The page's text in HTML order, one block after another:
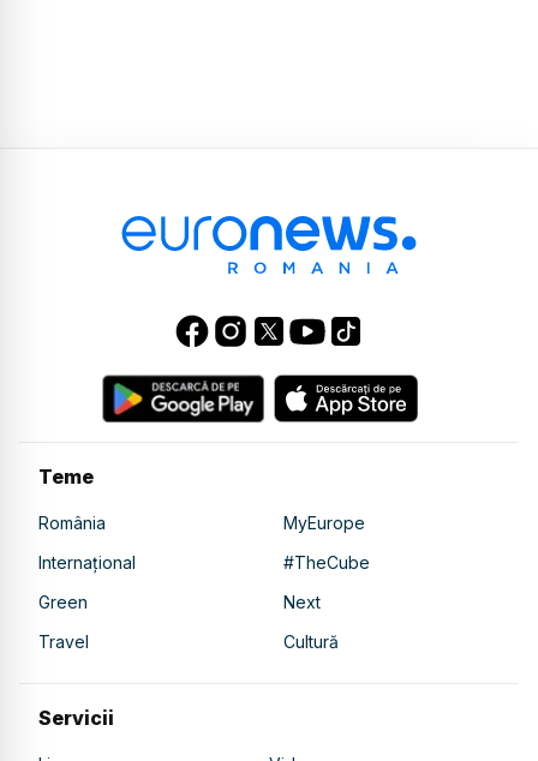
Teme
România
MyEurope
Internațional
#TheCube
Green
Next
Travel
Cultură
Servicii